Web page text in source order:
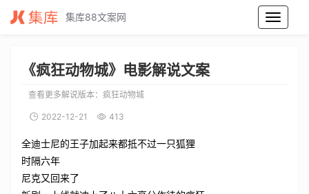
疯狂动物城电影解说文案_疯狂动物城电影解说词_疯狂动物城电影解说稿
集库88文案网
《疯狂动物城》电影解说文案
查看更多解说版本： 疯狂动物城
2022-12-21 413
全迪士尼的王子加起来都抵不过一只狐狸
时隔六年
尼克又回来了